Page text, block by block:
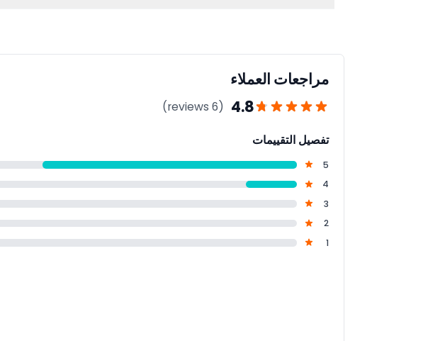
مراجعات العملاء
4.8
(6 reviews)
تفصيل التقييمات
5
4
3
2
1